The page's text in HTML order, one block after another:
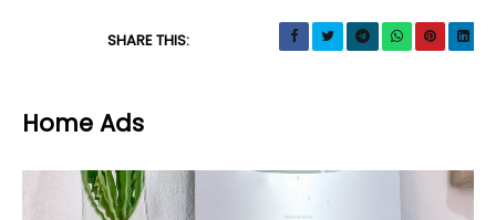
SHARE THIS:
Home Ads